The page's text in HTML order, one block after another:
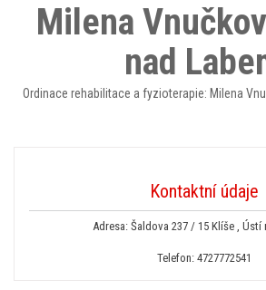
Milena
nad
Ordinace rehabilitace a fyzioterapie: Milena
Kontaktní údaje
Adresa: Šaldova 237 / 15 Klíše , Ústí
Telefon: 4727772541